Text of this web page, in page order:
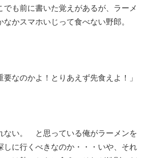
も前に書いた覚えがあるが、ラーメ
なかスマホいじって食べない野郎。
要なのかよ！とりあえず先食えよ！」
ない。 と思っている俺がラーメンを
しに行くべきなのか・・・いや、それ